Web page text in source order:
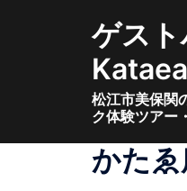
ゲス
松江市美保関
ク体験ツアー
かた